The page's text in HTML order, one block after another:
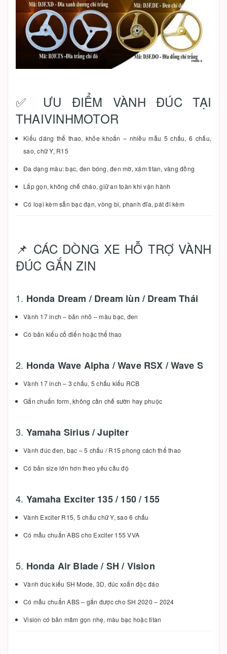
✅ ƯU ĐIỂM VÀNH ĐÚC TẠI
THAIVINHMOTOR
Kiểu dáng thể thao, khỏe khoắn – nhiều mẫu 5 chấu, 6 chấu,
sao, chữ Y, R15
Đa dạng màu: bạc, đen bóng, đen mờ, xám titan, vàng đồng
Lắp gọn, không chế cháo, giữ an toàn khi vận hành
Có loại kèm sẵn bạc đạn, vòng bi, phanh đĩa, pát đi kèm
📌 CÁC DÒNG XE HỖ TRỢ VÀNH
ĐÚC GẮN ZIN
1. Honda Dream / Dream lùn / Dream Thái
Vành 17 inch – bản nhỏ – màu bạc, đen
Có bản kiểu cổ điển hoặc thể thao
2. Honda Wave Alpha / Wave RSX / Wave S
Vành 17 inch – 3 chấu, 5 chấu kiểu RCB
Gắn chuẩn form, không cần chế sườn hay phuộc
3. Yamaha Sirius / Jupiter
Vành đúc đen, bạc – 5 chấu / R15 phong cách thể thao
Có bản size lớn hơn theo yêu cầu độ
4. Yamaha Exciter 135 / 150 / 155
Vành Exciter R15, 5 chấu chữ Y, sao 6 chấu
Có mẫu chuẩn ABS cho Exciter 155 VVA
5. Honda Air Blade / SH / Vision
Vành đúc kiểu SH Mode, 3D, đúc xoắn độc đáo
Có mẫu chuẩn ABS – gắn được cho SH 2020 – 2024
Vision có bản mâm gọn nhẹ, màu bạc hoặc titan